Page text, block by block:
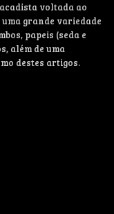
voltada ao
grande variedade
papeis (seda e
além de uma
destes artigos.